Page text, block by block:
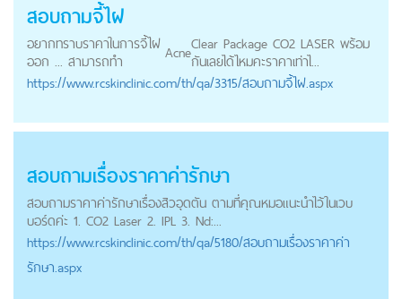
สอบถามจี้ไฝ
อยากทราบราคาในการจี้ไฝ
ออก ... สามารถทำ
AcneClear Package CO2 LASER พร้อม
กันเลยได้ไหมคะราคาเท่าไ...
https://www.rcskinclinic.com/th/qa/3315/สอบถามจี้ไฝ.aspx
สอบถามเรื่องราคาค่ารักษา
สอบถามราคาค่ารักษาเรื่องสิวอุดตัน ตามที่คุณหมอแนะนำไว้ในเวบ
บอร์ดค่ะ 1. CO2 Laser 2. IPL 3. Nd:...
https://www.rcskinclinic.com/th/qa/5180/สอบถามเรื่องราคาค่า
รักษา.aspx